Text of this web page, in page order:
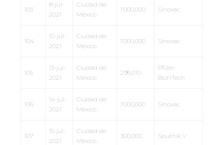
103
8-jul-
2021
Ciudad de
México
1’000,000 Sinovac
104
10-jul-
2021
Ciudad de
México
1’000,000 Sinovac
105
13-jul-
2021
Ciudad de
México
296,010
Pfizer-
BioNTech
106
14-jul-
2021
Ciudad de
México
1’000,000 Sinovac
107
15-jul-
2021
Ciudad de
México
300,000 Sputnik V